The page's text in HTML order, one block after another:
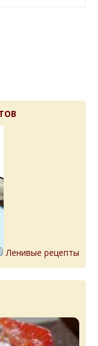
Ленивые рецепты